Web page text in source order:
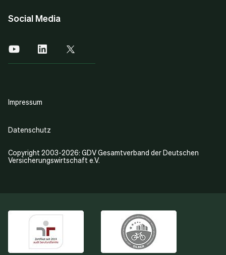
Social Media
Copyright 2003-2026: GDV Gesamtverband der Deutschen
Versicherungswirtschaft e.V.
Impressum
Datenschutz